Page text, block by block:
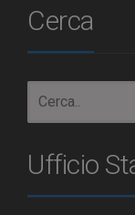
Cerca
Ufficio